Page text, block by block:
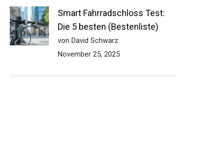
Smart Fahrradschloss Test:
Die 5 besten (Bestenliste)
von David Schwarz
November 25, 2025